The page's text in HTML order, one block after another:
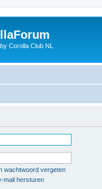
Corolla Club NL
wachtwoord vergeten
mail hersturen